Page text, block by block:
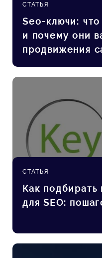
СТАТЬЯ
Seo-ключи:
и почему они
продвижения
СТАТЬЯ
Как подбирать
для SEO: